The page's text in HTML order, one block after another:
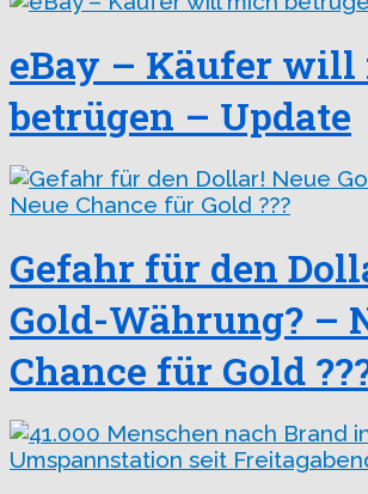
eBay – Käufer
betrügen – Update
Gefahr für den
Gold-Währung? –
Chance für Gold